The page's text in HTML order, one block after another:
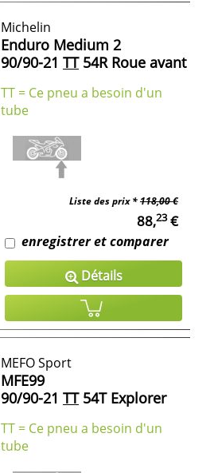
Michelin
Enduro Medium 2
90/90-21 TT54R Roue avant
TT = Ce pneu a besoin d'un
tube
Liste des prix *118,00 €
88,23€
enregistrer et comparer
Détails
MEFO Sport
MFE99
90/90-21 TT54T Explorer
TT = Ce pneu a besoin d'un
tube